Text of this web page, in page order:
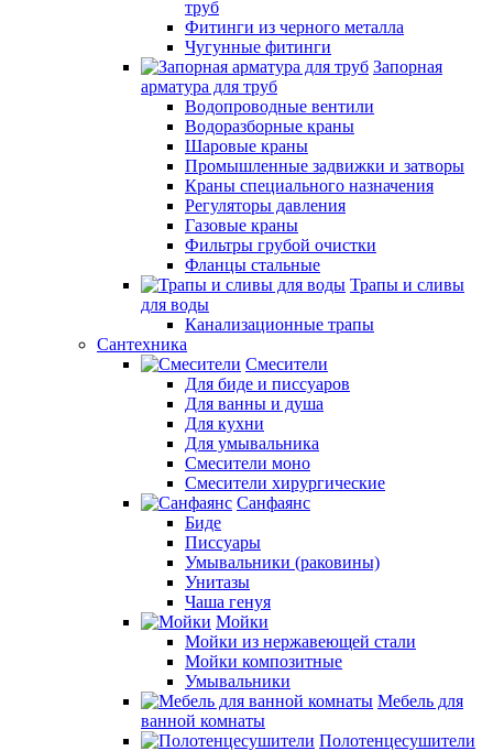
труб
Фитинги из черного металла
Чугунные фитинги
Запорная
арматура для труб
Водопроводные вентили
Водоразборные краны
Шаровые краны
Промышленные задвижки и затворы
Краны специального назначения
Регуляторы давления
Газовые краны
Фильтры грубой очистки
Фланцы стальные
Трапы и сливы
для воды
Канализационные трапы
Сантехника
Смесители
Для биде и писсуаров
Для ванны и душа
Для кухни
Для умывальника
Смесители моно
Смесители хирургические
Санфаянс
Биде
Писсуары
Умывальники (раковины)
Унитазы
Чаша генуя
Мойки
Мойки из нержавеющей стали
Мойки композитные
Умывальники
Мебель для
ванной комнаты
Полотенцесушители